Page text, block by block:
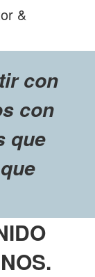
&
con
con
que